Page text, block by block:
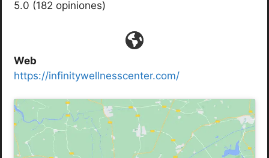
5.0 (182 opiniones)
Web
https://infinitywellnesscenter.com/